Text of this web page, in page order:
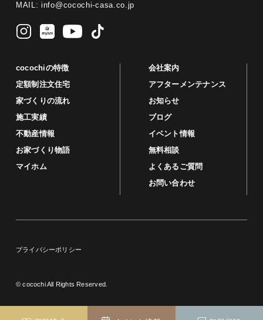
MAIL: info@cocochi-casa.co.jp
cocochiの特徴
定額制注文住宅
家づくりの流れ
施工実績
不動産情報
お家づくり物語
マイホム
会社案内
アフターメンテナンス
お知らせ
ブログ
イベント情報
無料相談
よくあるご質問
お問い合わせ
プライバシーポリシー
© cocochi All Rights Reserved.